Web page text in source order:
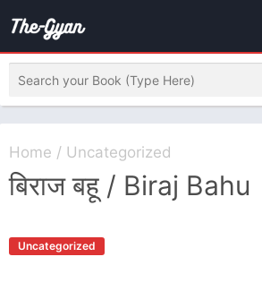
Home / Uncategorized
बिराज बहू / Biraj Bahu
Uncategorized